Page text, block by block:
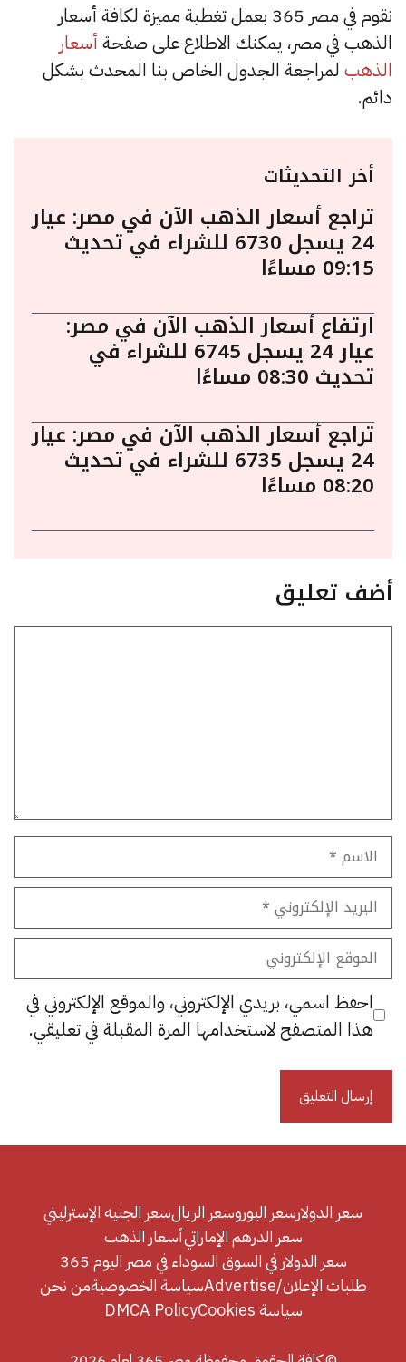
نقوم في مصر 365 بعمل تغطية مميزة لكافة أسعار
الذهب في مصر، يمكنك الاطلاع على صفحة أسعار
الذهب لمراجعة الجدول الخاص بنا المحدث بشكل
دائم.
أخر التحديثات
تراجع أسعار الذهب الآن في مصر: عيار
24 يسجل 6730 للشراء في تحديث
09:15 مساءًا
ارتفاع أسعار الذهب الآن في مصر:
عيار 24 يسجل 6745 للشراء في
تحديث 08:30 مساءًا
تراجع أسعار الذهب الآن في مصر: عيار
24 يسجل 6735 للشراء في تحديث
08:20 مساءًا
أضف تعليق
الاسم
البريد
الإلكتروني
الموقع
الإلكتروني
احفظ اسمي، بريدي الإلكتروني، والموقع الإلكتروني في
هذا المتصفح لاستخدامها المرة المقبلة في تعليقي.
سعر الدولارسعر اليوروسعر الريالسعر الجنيه الإسترليني
سعر الدرهم الإماراتيأسعار الذهب
سعر الدولار في السوق السوداء في مصر اليوم 365
طلبات الإعلان/Advertise
سياسة الخصوصيةمن نحن
سياسة Cookies
DMCA Policy